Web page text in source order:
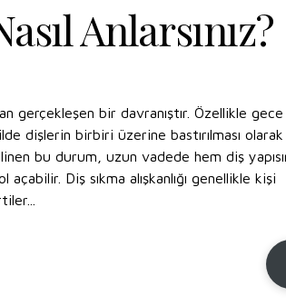
Anlarsınız?
gerçekleşen bir davranıştır. Özellikle gece
dişlerin birbiri üzerine bastırılması olarak
bu durum, uzun vadede hem diş
Diş sıkma alışkanlığı genellikle kişi